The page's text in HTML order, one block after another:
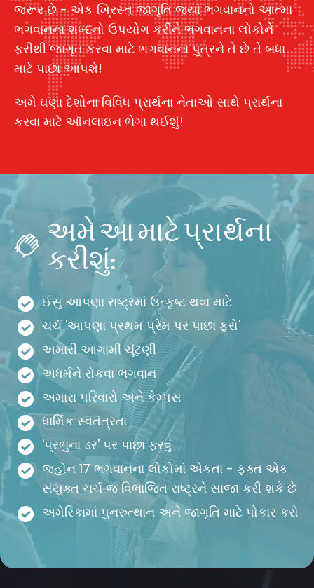
જરૂર છે - એક ખ્રિસ્ત જાગૃતિ જ્યાં ભગવાનનો આત્મા
ભગવાનના શબ્દનો ઉપયોગ કરીને ભગવાનના લોકોને
ફરીથી જાગૃત કરવા માટે ભગવાનના પુત્રને તે છે તે બધા
માટે પાછા આપશે!
અમે ઘણા દેશોના વિવિધ પ્રાર્થના નેતાઓ સાથે પ્રાર્થના
કરવા માટે ઑનલાઇન ભેગા થઈશું!
અમે આ માટે પ્રાર્થના
કરીશું:
ઈસુ આપણા રાષ્ટ્રમાં ઉત્કૃષ્ટ થવા માટે
ચર્ચ 'આપણા પ્રથમ પ્રેમ પર પાછા ફરો'
અમારી આગામી ચૂંટણી
અધર્મને રોકવા ભગવાન
અમારા પરિવારો અને કેમ્પસ
ધાર્મિક સ્વતંત્રતા
'પ્રભુના ડર' પર પાછા ફરવું
જ્હોન 17 ભગવાનના લોકોમાં એકતા - ફક્ત એક
સંયુક્ત ચર્ચ જ વિભાજિત રાષ્ટ્રને સાજા કરી શકે છે
અમેરિકામાં પુનરુત્થાન અને જાગૃતિ માટે પોકાર કરો